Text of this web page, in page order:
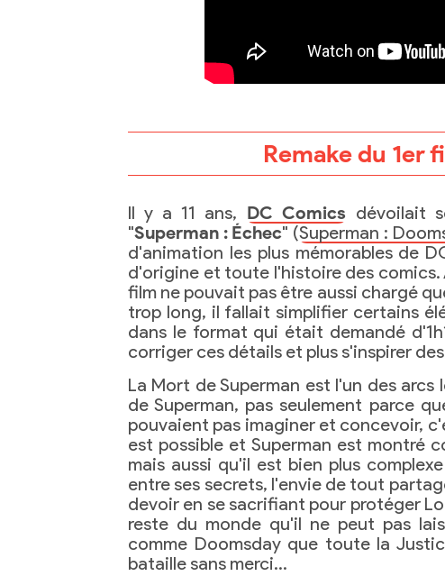
Remake du 1er
Il y a 11 ans, DC Comics dévoilait
"Superman : Échec" (Superman :
d'animation les plus mémorables de
d'origine et toute l'histoire des
film ne pouvait pas être aussi chargé
trop long, il fallait simplifier certains
dans le format qui était demandé
corriger ces détails et plus s'inspirer
La Mort de Superman est l'un des
de Superman, pas seulement parce
pouvaient pas imaginer et concevoir,
est possible et Superman est montré
mais aussi qu'il est bien plus
entre ses secrets, l'envie de tout
devoir en se sacrifiant pour protéger
reste du monde qu'il ne peut pas
comme Doomsday que toute la
bataille sans merci…